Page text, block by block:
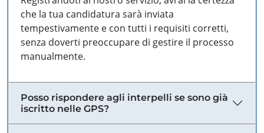
che la tua candidatura sarà inviata
tempestivamente e con tutti i requisiti corretti,
senza doverti preoccupare di gestire il processo
manualmente.
Posso rispondere agli interpelli se sono già
iscritto nelle GPS?